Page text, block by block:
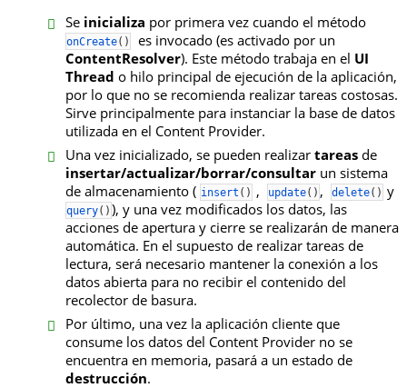
Se inicializa por primera vez cuando el método
onCreate( )
es invocado (es activado por un
ContentResolver). Este método trabaja en el UI
Thread o hilo principal de ejecución de la aplicación,
por lo que no se recomienda realizar tareas costosas.
Sirve principalmente para instanciar la base de datos
utilizada en el Content Provider.
Una vez inicializado, se pueden realizartareas de
insertar/actualizar/borrar/consultar un sistema
de almacenamiento ( insert ( ) , update( ) , delete( ) y
query( ) ), y una vez modificados los datos, las
acciones de apertura y cierre se realizarán de manera
automática. En el supuesto de realizar tareas de
lectura, será necesario mantener la conexión a los
datos abierta para no recibir el contenido del
recolector de basura.
Por último, una vez la aplicación cliente que
consume los datos del Content Provider no se
encuentra en memoria, pasará a un estado de
destrucción.